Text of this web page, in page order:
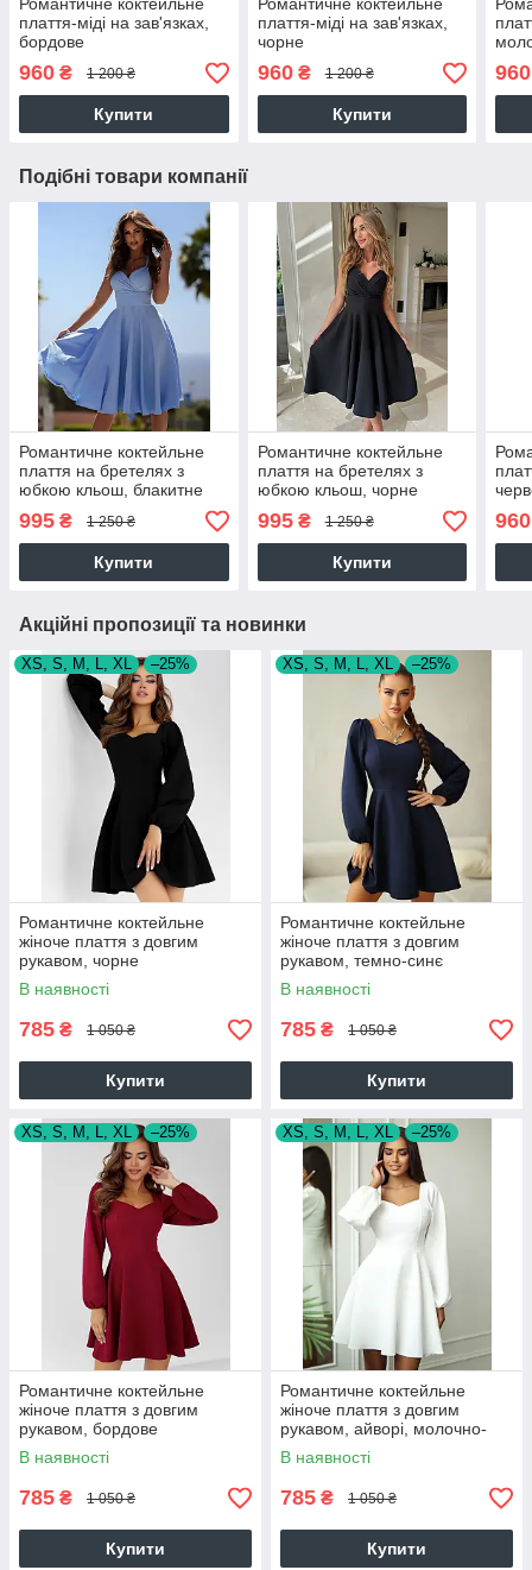
Романтичне коктейльне
плаття-міді на зав'язках,
бордове
960 ₴ 1 200 ₴
Купити
Романтичне коктейльне
плаття-міді на зав'язках,
чорне
960₴ 1 200 ₴
Купити
960
Подібні товари компанії
Романтичне коктейльне
плаття на бретелях з
юбкою кльош, блакитне
995 ₴ 1 250 ₴
Купити
Романтичне коктейльне
плаття на бретелях з
юбкою кльош, чорне
995₴ 1 250 ₴
Купити
960
Акційні пропозиції та новинки
XS, S, M, L, XL –25%
Романтичне коктейльне
жіноче плаття з довгим
рукавом, чорне
В наявності
785 ₴ 1 050 ₴
Купити
XS, S, M, L, XL –25%
Романтичне коктейльне
жіноче плаття з довгим
рукавом, темно-синє
В наявності
785 ₴ 1 050 ₴
Купити
XS, S, M, L, XL –25%
Романтичне коктейльне
жіноче плаття з довгим
рукавом, бордове
В наявності
785 ₴ 1 050 ₴
Купити
XS, S, M, L, XL –25%
Романтичне коктейльне
жіноче плаття з довгим
рукавом, айворі, молочно-
біле
В наявності
785 ₴ 1 050 ₴
Купити